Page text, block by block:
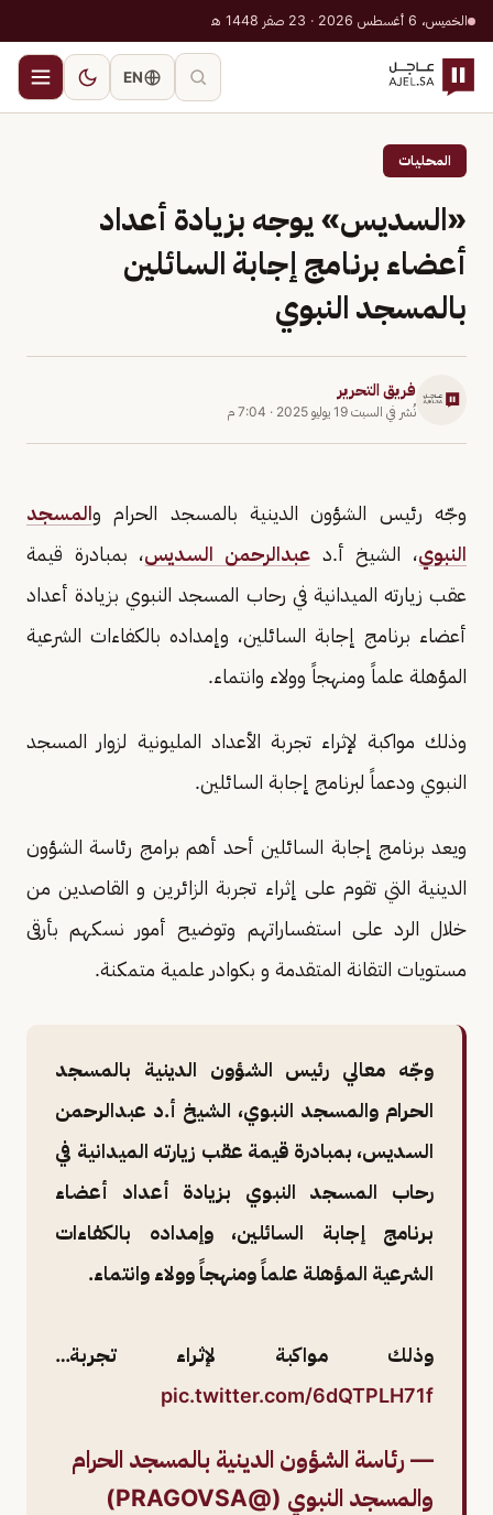
الخميس، 6 أغسطس 2026 · 23 صفر 1448 هـ
EN
المحليات
«السديس» يوجه بزيادة أعداد
أعضاء برنامج إجابة السائلين
بالمسجد النبوي
فريق التحرير
نُشر في السبت 19 يوليو 2025 · 7:04 م
وجّه رئيس الشؤون الدينية بالمسجد الحرام والمسجد
النبوي، الشيخ أ.د عبدالرحمن السديس، بمبادرة قيمة
عقب زيارته الميدانية في رحاب المسجد النبوي بزيادة أعداد
أعضاء برنامج إجابة السائلين، وإمداده بالكفاءات الشرعية
المؤهلة علماً ومنهجاً وولاء وانتماء.
وذلك مواكبة لإثراء تجربة الأعداد المليونية لزوار المسجد
النبوي ودعماً لبرنامج إجابة السائلين.
ويعد برنامج إجابة السائلين أحد أهم برامج رئاسة الشؤون
الدينية التي تقوم على إثراء تجربة الزائرين و القاصدين من
خلال الرد على استفساراتهم وتوضيح أمور نسكهم بأرقى
مستويات التقانة المتقدمة و بكوادر علمية متمكنة.
وجّه معالي رئيس الشؤون الدينية بالمسجد
الحرام والمسجد النبوي، الشيخ أ.د عبدالرحمن
السديس، بمبادرة قيمة عقب زيارته الميدانية في
رحاب المسجد النبوي بزيادة أعداد أعضاء
برنامج إجابة السائلين، وإمداده بالكفاءات
الشرعية المؤهلة علماً ومنهجاً وولاء وانتماء.
وذلك مواكبة لإثراء تجربة…
pic.twitter.com/6dQTPLH71f
— رئاسة الشؤون الدينية بالمسجد الحرام
والمسجد النبوي (@PRAGOVSA)